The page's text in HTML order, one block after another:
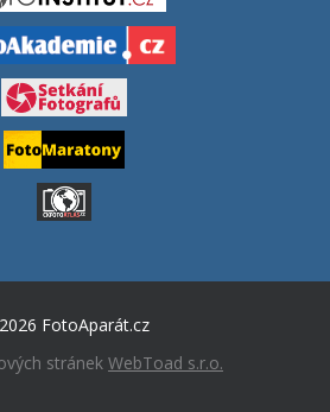
FotoAparát.cz
stránek WebToad s.r.o.